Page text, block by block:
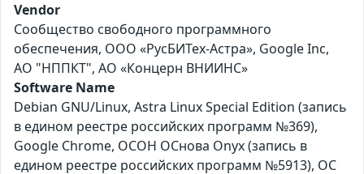
Vendor
Сообщество свободного программного
обеспечения, ООО «РусБИТех-Астра», Google Inc,
АО "НППКТ", АО «Концерн ВНИИНС»
Software Name
Debian GNU/Linux, Astra Linux Special Edition (запись
в едином реестре российских программ №369),
Google Chrome, ОСОН ОСнова Оnyx (запись в
едином реестре российских программ №5913), ОС